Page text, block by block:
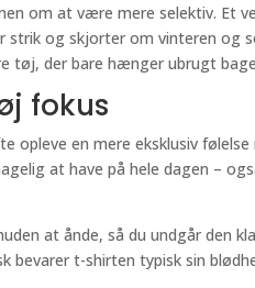
om at være mere selektiv. Et
og skjorter om vinteren og
tøj, der bare hænger ubrugt
fokus
opleve en mere eksklusiv
at have på hele dagen –
at ånde, så du undgår den
bevarer t-shirten typisk sin